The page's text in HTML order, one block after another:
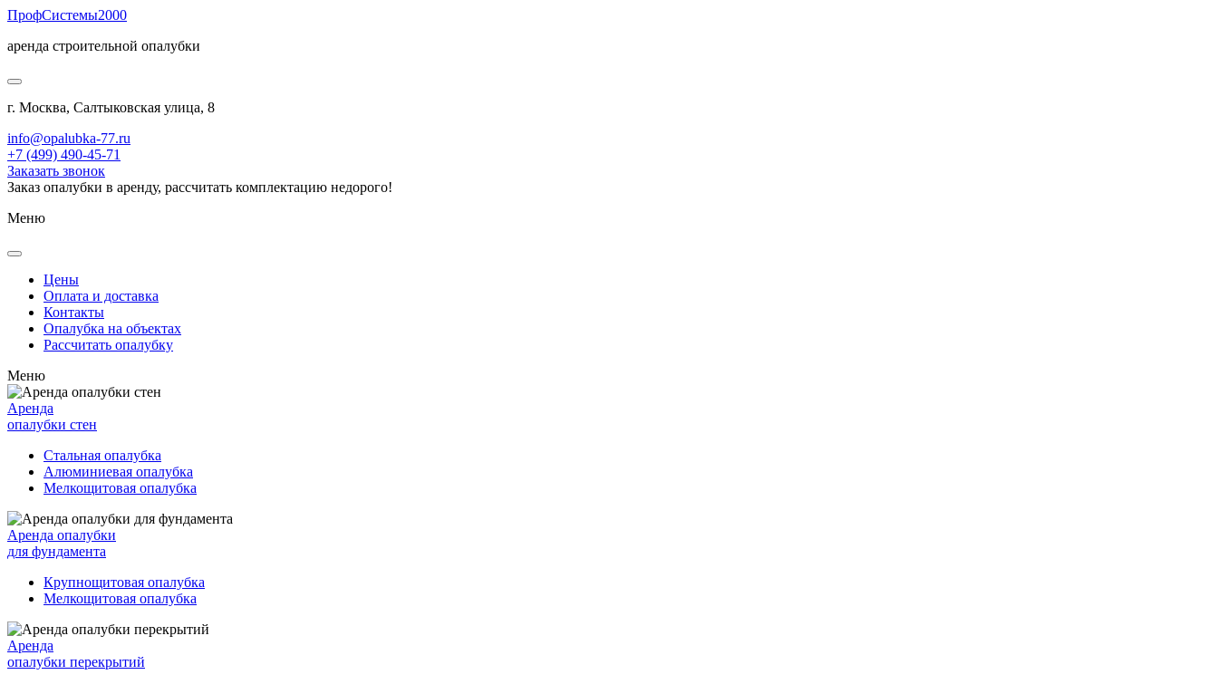
ПрофСистемы2000
аренда строительной опалубки
г. Москва, Салтыковская улица, 8
info@opalubka-77.ru
+7 (499) 490-45-71
Заказать звонок
Заказ опалубки в аренду, рассчитать комплектацию недорого!
Меню
Цены
Оплата и доставка
Контакты
Опалубка на объектах
Рассчитать опалубку
Меню
Аренда
опалубки стен
Стальная опалубка
Алюминиевая опалубка
Мелкощитовая опалубка
Аренда опалубки
для фундамента
Крупнощитовая опалубка
Мелкощитовая опалубка
Аренда
опалубки перекрытий